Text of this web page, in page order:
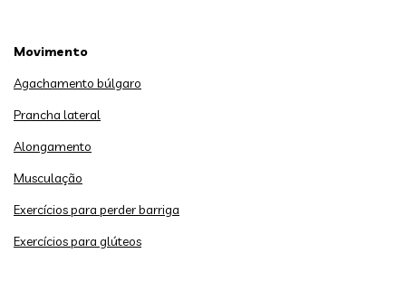
Movimento
Agachamento búlgaro
Prancha lateral
Alongamento
Musculação
Exercícios para perder barriga
Exercícios para glúteos